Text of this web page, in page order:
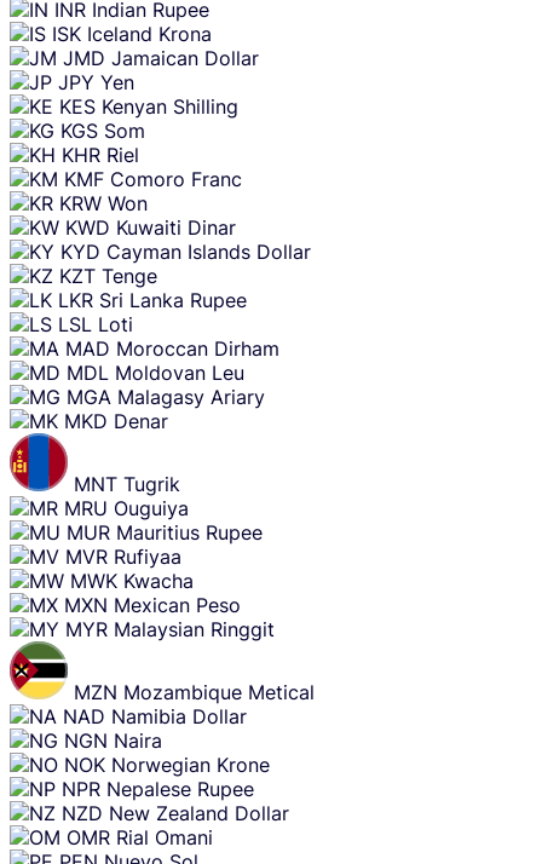
INR Indian Rupee
ISK Iceland Krona
JMD Jamaican Dollar
JPY Yen
KES Kenyan Shilling
KGS Som
KHR Riel
KMF Comoro Franc
KRW Won
KWD Kuwaiti Dinar
KYD Cayman Islands Dollar
KZT Tenge
LKR Sri Lanka Rupee
LSL Loti
MAD Moroccan Dirham
MDL Moldovan Leu
MGA Malagasy Ariary
MKD Denar
MNT Tugrik
MRU Ouguiya
MUR Mauritius Rupee
MVR Rufiyaa
MWK Kwacha
MXN Mexican Peso
MYR Malaysian Ringgit
MZN Mozambique Metical
NAD Namibia Dollar
NGN Naira
NOK Norwegian Krone
NPR Nepalese Rupee
NZD New Zealand Dollar
OMR Rial Omani